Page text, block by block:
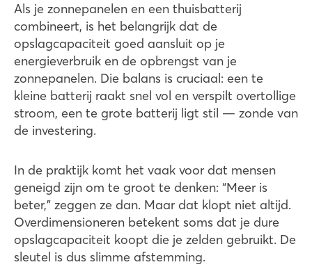
Als je zonnepanelen en een thuisbatterij
combineert, is het belangrijk dat de
opslagcapaciteit goed aansluit op je
energieverbruik en de opbrengst van je
zonnepanelen. Die balans is cruciaal: een te
kleine batterij raakt snel vol en verspilt overtollige
stroom, een te grote batterij ligt stil — zonde van
de investering.
In de praktijk komt het vaak voor dat mensen
geneigd zijn om te groot te denken: “Meer is
beter,” zeggen ze dan. Maar dat klopt niet altijd.
Overdimensioneren betekent soms dat je dure
opslagcapaciteit koopt die je zelden gebruikt. De
sleutel is dus slimme afstemming.